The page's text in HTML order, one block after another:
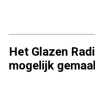
Het Glazen
mogelijk